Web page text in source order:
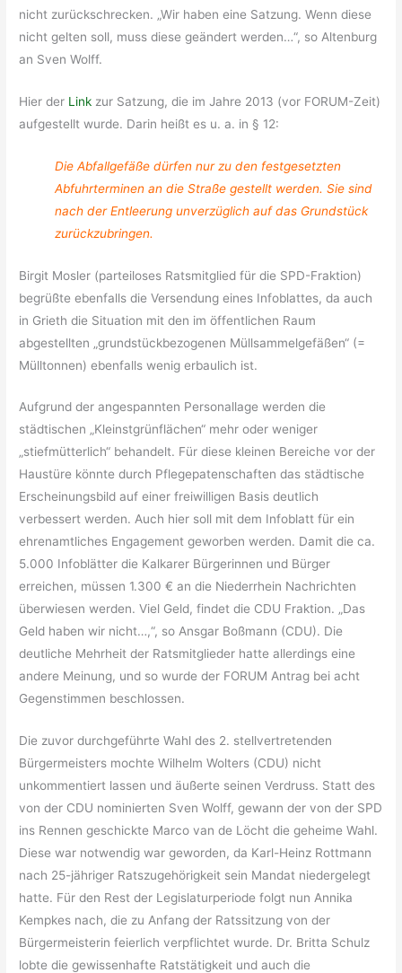
nicht zurückschrecken. „Wir haben eine Satzung. Wenn diese
nicht gelten soll, muss diese geändert werden…“, so Altenburg
an Sven Wolff.
Hier der Link zur Satzung, die im Jahre 2013 (vor FORUM-Zeit)
aufgestellt wurde. Darin heißt es u. a. in § 12:
Die Abfallgefäße dürfen nur zu den festgesetzten
Abfuhrterminen an die Straße gestellt werden. Sie sind
nach der Entleerung unverzüglich auf das Grundstück
zurückzubringen.
Birgit Mosler (parteiloses Ratsmitglied für die SPD-Fraktion)
begrüßte ebenfalls die Versendung eines Infoblattes, da auch
in Grieth die Situation mit den im öffentlichen Raum
abgestellten „grundstückbezogenen Müllsammelgefäßen“ (=
Mülltonnen) ebenfalls wenig erbaulich ist.
Aufgrund der angespannten Personallage werden die
städtischen „Kleinstgrünflächen“ mehr oder weniger
„stiefmütterlich“ behandelt. Für diese kleinen Bereiche vor der
Haustüre könnte durch Pflegepatenschaften das städtische
Erscheinungsbild auf einer freiwilligen Basis deutlich
verbessert werden. Auch hier soll mit dem Infoblatt für ein
ehrenamtliches Engagement geworben werden. Damit die ca.
5.000 Infoblätter die Kalkarer Bürgerinnen und Bürger
erreichen, müssen 1.300 € an die Niederrhein Nachrichten
überwiesen werden. Viel Geld, findet die CDU Fraktion. „Das
Geld haben wir nicht…,“, so Ansgar Boßmann (CDU). Die
deutliche Mehrheit der Ratsmitglieder hatte allerdings eine
andere Meinung, und so wurde der FORUM Antrag bei acht
Gegenstimmen beschlossen.
Die zuvor durchgeführte Wahl des 2. stellvertretenden
Bürgermeisters mochte Wilhelm Wolters (CDU) nicht
unkommentiert lassen und äußerte seinen Verdruss. Statt des
von der CDU nominierten Sven Wolff, gewann der von der SPD
ins Rennen geschickte Marco van de Löcht die geheime Wahl.
Diese war notwendig war geworden, da Karl-Heinz Rottmann
nach 25-jähriger Ratszugehörigkeit sein Mandat niedergelegt
hatte. Für den Rest der Legislaturperiode folgt nun Annika
Kempkes nach, die zu Anfang der Ratssitzung von der
Bürgermeisterin feierlich verpflichtet wurde. Dr. Britta Schulz
lobte die gewissenhafte Ratstätigkeit und auch die